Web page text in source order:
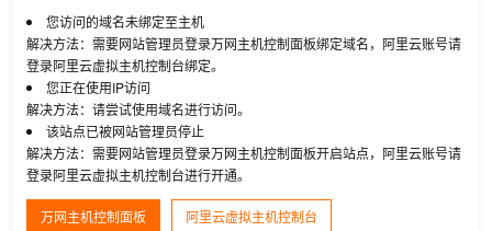
您访问的域名未绑定至主机
解决方法：需要网站管理员登录万网主机控制面板绑定域名，阿里云账号请
登录阿里云虚拟主机控制台绑定。
您正在使用IP访问
解决方法：请尝试使用域名进行访问。
该站点已被网站管理员停止
解决方法：需要网站管理员登录万网主机控制面板开启站点，阿里云账号请
登录阿里云虚拟主机控制台进行开通。
万网主机控制面板 阿里云虚拟主机控制台